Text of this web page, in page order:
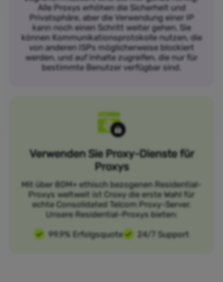
Alle Proxys erhöhen die Sicherheit und
Privatsphäre, aber die Verwendung einer IP
kann noch einen Schritt weiter gehen. Sie
können Kommunikationsprotokolle nutzen, die
von anderen ISPs möglicherweise blockiert
werden, und auf Inhalte zugreifen, die nur für
bestimmte Benutzer verfügbar sind.
Verwenden Sie Proxy-Dienste für
Proxys
Mit über 80M+ ethisch bezogenen Residential-
Proxys weltweit ist Croxy die erste Wahl für
echte Consolidated Telcom Proxy-Server.
Unsere Residential-Proxys bieten:
99,9% Erfolgsquote
24/7 Support